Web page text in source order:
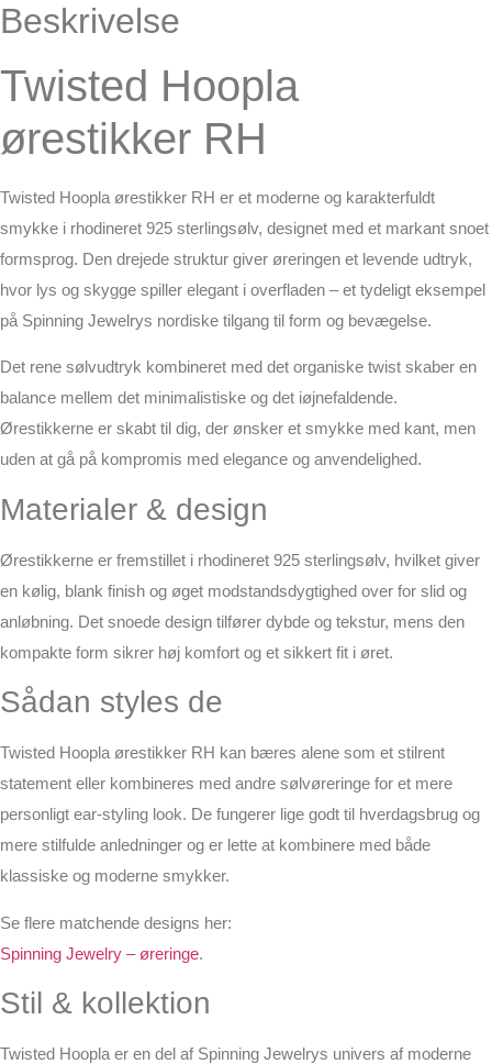
Beskrivelse
Twisted Hoopla
ørestikker RH
Twisted Hoopla ørestikker RH er et moderne og karakterfuldt
smykke i rhodineret 925 sterlingsølv, designet med et markant snoet
formsprog. Den drejede struktur giver øreringen et levende udtryk,
hvor lys og skygge spiller elegant i overfladen – et tydeligt eksempel
på Spinning Jewelrys nordiske tilgang til form og bevægelse.
Det rene sølvudtryk kombineret med det organiske twist skaber en
balance mellem det minimalistiske og det iøjnefaldende.
Ørestikkerne er skabt til dig, der ønsker et smykke med kant, men
uden at gå på kompromis med elegance og anvendelighed.
Materialer & design
Ørestikkerne er fremstillet i rhodineret 925 sterlingsølv, hvilket giver
en kølig, blank finish og øget modstandsdygtighed over for slid og
anløbning. Det snoede design tilfører dybde og tekstur, mens den
kompakte form sikrer høj komfort og et sikkert fit i øret.
Sådan styles de
Twisted Hoopla ørestikker RH kan bæres alene som et stilrent
statement eller kombineres med andre sølvøreringe for et mere
personligt ear-styling look. De fungerer lige godt til hverdagsbrug og
mere stilfulde anledninger og er lette at kombinere med både
klassiske og moderne smykker.
Se flere matchende designs her:
Spinning Jewelry – øreringe.
Stil & kollektion
Twisted Hoopla er en del af Spinning Jewelrys univers af moderne